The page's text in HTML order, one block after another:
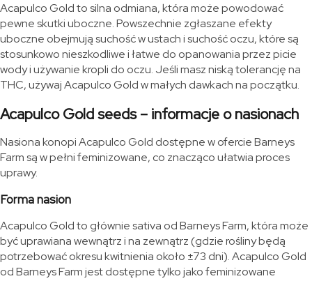
Acapulco Gold to silna odmiana, która może powodować
pewne skutki uboczne. Powszechnie zgłaszane efekty
uboczne obejmują suchość w ustach i suchość oczu, które są
stosunkowo nieszkodliwe i łatwe do opanowania przez picie
wody i używanie kropli do oczu. Jeśli masz niską tolerancję na
THC, używaj Acapulco Gold w małych dawkach na początku.
Acapulco Gold seeds – informacje o nasionach
Nasiona konopi Acapulco Gold dostępne w ofercie Barneys
Farm są w pełni feminizowane, co znacząco ułatwia proces
uprawy.
Forma nasion
Acapulco Gold to głównie sativa od Barneys Farm, która może
być uprawiana wewnątrz i na zewnątrz (gdzie rośliny będą
potrzebować okresu kwitnienia około ±73 dni). Acapulco Gold
od Barneys Farm jest dostępne tylko jako feminizowane